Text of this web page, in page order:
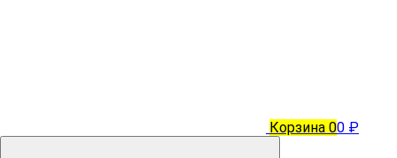
Корзина 00 ₽